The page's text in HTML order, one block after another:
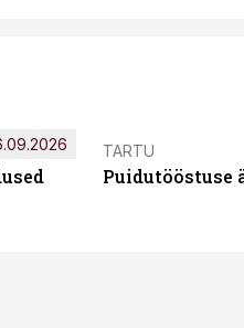
TARTU
Puidutööstuse